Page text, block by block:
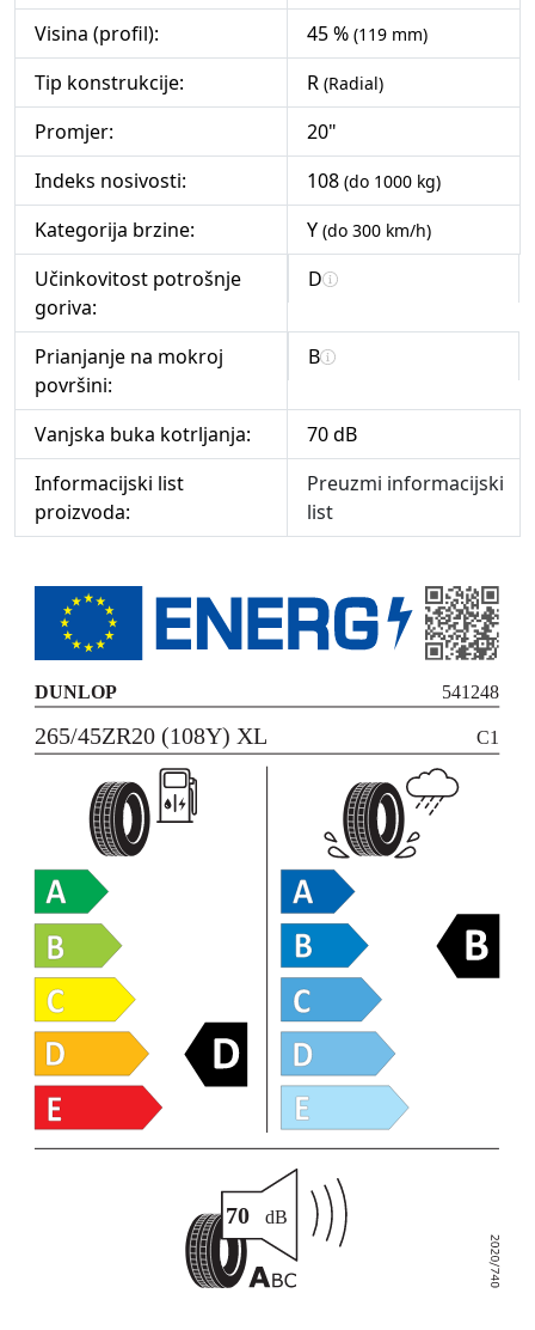
Visina (profil):
45 % (119 mm)
Tip konstrukcije: R (Radial)
Promjer:
20"
Indeks nosivosti:
108 (do 1000 kg)
Kategorija brzine: Y (do 300 km/h)
Učinkovitost potrošnje
goriva:
D
Prianjanje na mokroj
površini:
B
Vanjska buka kotrljanja:
70 dB
Informacijski list
proizvoda:
Preuzmi informacijski
list